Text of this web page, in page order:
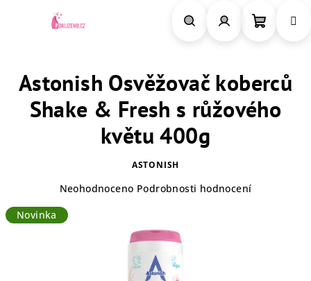
košík
Astonish Osvěžovač koberců
Shake & Fresh s růžového
květu 400g
ASTONISH
produktu
Neohodnoceno Podrobnosti hodnocení
Novinka